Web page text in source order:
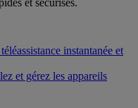
et sécurisés.
instantanée et
et gérez les appareils